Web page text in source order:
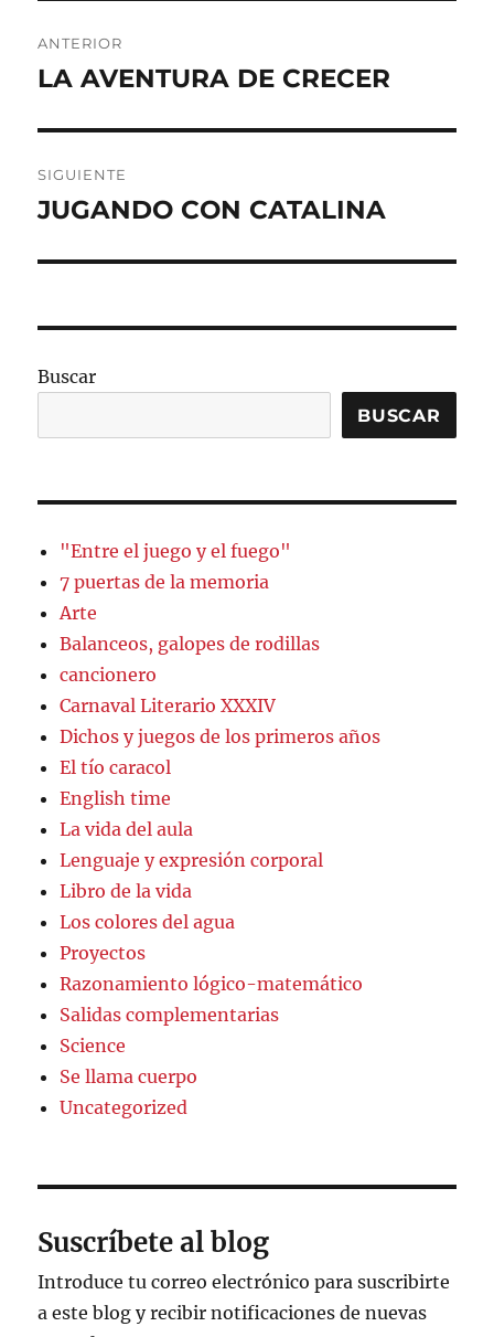
de
ANTERIOR
Entrada
LA AVENTURA DE CRECER
SIGUIENTE
Entrada
JUGANDO CON CATALINA
Buscar
BUSCAR
"Entre el juego y el fuego"
7 puertas de la memoria
Arte
Balanceos, galopes de rodillas
cancionero
Carnaval Literario XXXIV
Dichos y juegos de los primeros años
El tío caracol
English time
La vida del aula
Lenguaje y expresión corporal
Libro de la vida
Los colores del agua
Proyectos
Razonamiento lógico-matemático
Salidas complementarias
Science
Se llama cuerpo
Uncategorized
Suscríbete al blog
Introduce tu correo electrónico para suscribirte
a este blog y recibir notificaciones de nuevas